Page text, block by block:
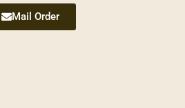
Mail Order